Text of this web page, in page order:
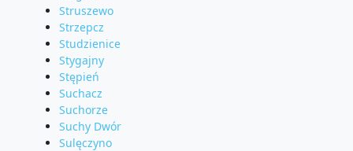
Struszewo
Strzepcz
Studzienice
Stygajny
Stępień
Suchacz
Suchorze
Suchy Dwór
Sulęczyno